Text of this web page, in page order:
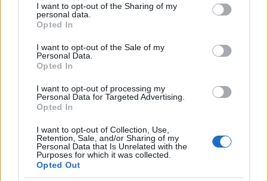
not limited to your visit or usage behaviour. You may click to
grant or deny consent to Google and its third-party tags to
use your data for below specified purposes in below Google
consent section.
I want to opt-out of the Sharing of my
personal data.
Opted In
I want to opt-out of the Sale of my
Personal Data.
Opted In
I want to opt-out of processing my
Personal Data for Targeted Advertising.
Opted In
I want to opt-out of Collection, Use,
Retention, Sale, and/or Sharing of my
Personal Data that Is Unrelated with the
Purposes for which it was collected.
Opted Out
főszereplésével.
A magyar filmművészet megszületése óta eltelt csaknem
120 év minden időszakában nagy számmal voltak jelen olyan
kiemelkedő tehetségű filmalkotók, akik magyar vagy külföldi
pályájuk során világhírűvé tették a magyar filmet és a
magyarországi filmgyártást. Az első magyar filmet, a
Zsitkovszky Béla rendezésében készült
alkotást 117 évvel ezelőtt, 1901. április 30-án mutatták be az